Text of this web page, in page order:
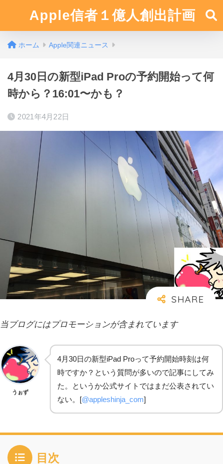
Apple信者１億人創出計画
ホーム Apple関連ニュース
4月30日の新型iPad Proの予約開始って何
時から？16:01〜かも？
2021年4月22日
当ブログにはプロモーションが含まれています
うぉず
4月30日の新型iPad Proって予約開始時刻は何
時ですか？という質問が多いので記事にしてみ
た。というか公式サイトではまだ公表されてい
ない。[@appleshinja_com]
目次